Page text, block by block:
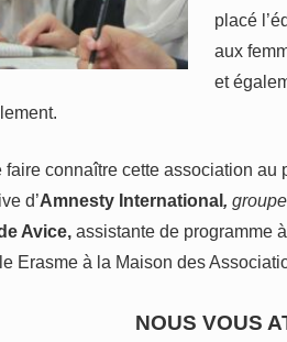
placé
aux
et
faire connaître cette association au
d’Amnesty International ,
Avice,assistante de programme
Erasme à la Maison des
NOUS VOUS